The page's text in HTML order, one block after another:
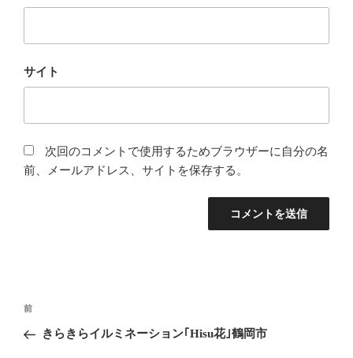
サイト
次回のコメントで使用するためブラウザーに自分の名
前、メールアドレス、サイトを保存する。
投
ナ
前
の
前
きらきらイルミネーション｢Hisu花｣鶴岡市